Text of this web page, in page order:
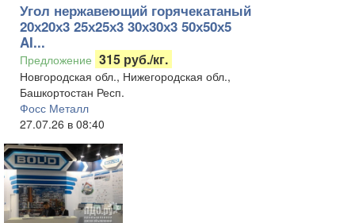
Угол нержавеющий горячекатаный
20х20х3 25х25х3 30х30х3 50х50х5
AI...
Предложение 315 руб./кг.
Новгородская обл., Нижегородская обл.,
Башкортостан Респ.
Фосс Металл
27.07.26 в 08:40